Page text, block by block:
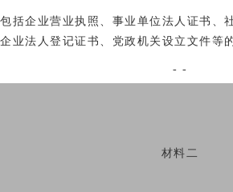
包括企业营业执照、事业单位法人证书、
企业法人登记证书、党政机关设立文件等
- -
材料二